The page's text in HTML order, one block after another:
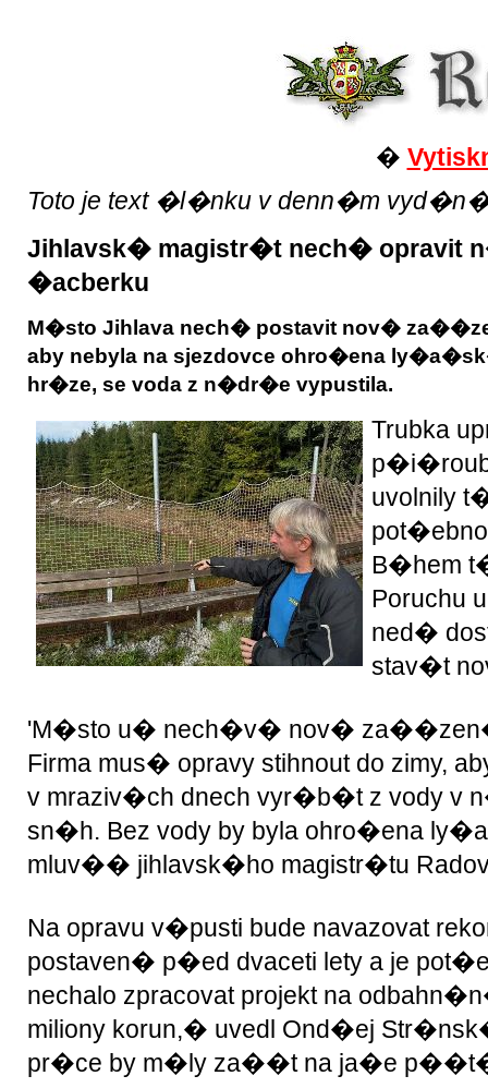
�
Toto je text �l�nku v denn�m vyd�n�
Jihlavsk� magistr�t nech� opravit
�acberku
M�sto Jihlava nech� postavit nov�
aby nebyla na sjezdovce ohro�ena
hr�ze, se voda z n�dr�e vypustila.
Trubka
uvolnily
B�hem
Poruchu
ned�
stav�t
'M�sto u� nech�v� nov� za��zen�
Firma mus� opravy stihnout do zimy,
v mraziv�ch dnech vyr�b�t z vody
sn�h. Bez vody by byla ohro�ena
mluv�� jihlavsk�ho magistr�tu
Na opravu v�pusti bude navazovat
postaven� p�ed dvaceti lety a je
nechalo zpracovat projekt na
miliony korun,� uvedl Ond�ej
pr�ce by m�ly za��t na ja�e